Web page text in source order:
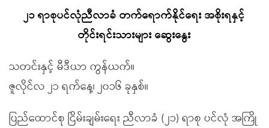
၂၁ ရာစုပင်လုံညီလာခံ တက်ရောက်နိုင်ရေး အစိုးရနှင့်
တိုင်းရင်းသားများ ဆွေးနွေး
သတင်းနှင့် မီဒီယာ ကွန်ယက်။
ဇူလိုင်လ ၂၁ ရက်နေ့၊ ၂၀၁၆ ခုနှစ်။
ပြည်ထောင်စု ငြိမ်းချမ်းရေး ညီလာခံ (၂၁) ရာစု ပင်လုံ အကြို